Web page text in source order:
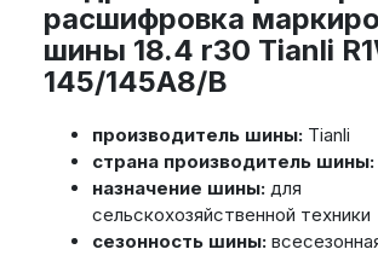
расшифровка
шины 18.4 r30 Tianli
145/145A8/B
производитель шины:Tianli
страна производитель шины:
назначение шины:для
сельскохозяйственной техники
сезонность шины: